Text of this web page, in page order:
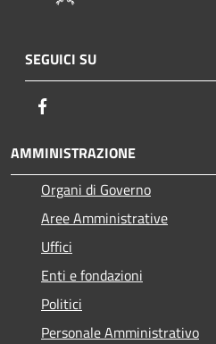
SEGUICI SU
AMMINISTRAZIONE
Organi di Governo
Aree Amministrative
Uffici
Enti e fondazioni
Politici
Personale Amministrativo